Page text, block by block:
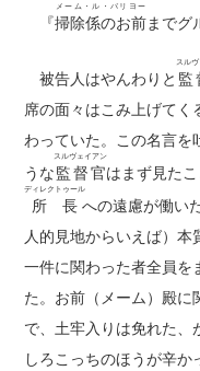
『掃除係のお前
メーム・ル・バリヨー
までグ
被告人はやんわりと 監
スル
席の面々はこみ上げてく
わっていた。この名言を
うな監督官
スルヴェイアン
はまず見た
所長
ディレクトゥール
への遠慮が働い
人的見地からいえば）
一件に関わった者全員を
た。お前（メーム）殿
で、土牢入りは免れた
しろこっちのほうが辛